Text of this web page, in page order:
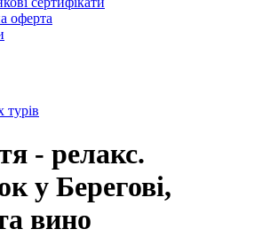
оферта
турів
- релакс.
у Берегові,
вино